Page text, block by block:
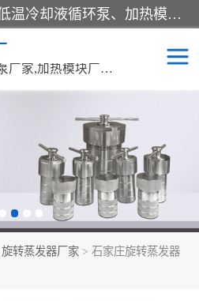
郑州杜甫仪器厂主营：低温冷却液循环泵、加热模块、水热合成反应釜、水油浴锅、旋转蒸发器、循环水真空泵等产品。郑州杜甫仪器厂在众多的教学仪器行业中依靠科技力量扬长避短、迅速发展，成为国家教委*生产教学仪器的厂家，产品具有国内良好水平，主导产品通过ISO9002质量认证。
低温冷却液循环泵厂家,加热模块厂家,水热合成反应釜厂家,水油浴锅厂家,旋转蒸发器厂家
旋转蒸发器厂家 > 石家庄旋转蒸发器
水热合成反应釜厂家
加热模块厂家
气流烘干器
双层玻璃反应釜10L